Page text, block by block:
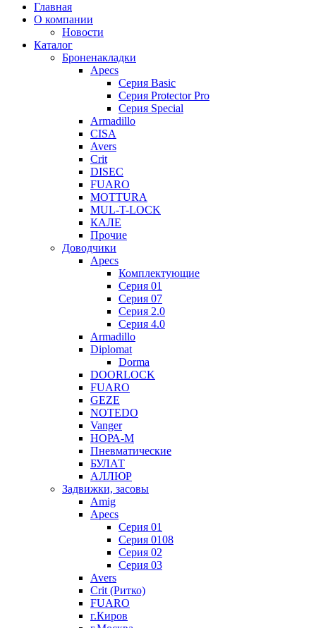
Главная
О компании
Новости
Каталог
Броненакладки
Apecs
Серия Basic
Серия Protector Pro
Серия Special
Armadillo
CISA
Avers
Crit
DISEC
FUARO
MOTTURA
MUL-T-LOCK
КАЛЕ
Прочие
Доводчики
Apecs
Комплектующие
Серия 01
Серия 07
Серия 2.0
Серия 4.0
Armadillo
Diplomat
Dorma
DOORLOCK
FUARO
GEZE
NOTEDO
Vanger
НОРА-М
Пневматические
БУЛАТ
АЛЛЮР
Задвижки, засовы
Amig
Apecs
Серия 01
Серия 0108
Серия 02
Серия 03
Avers
Crit (Ритко)
FUARO
г.Киров